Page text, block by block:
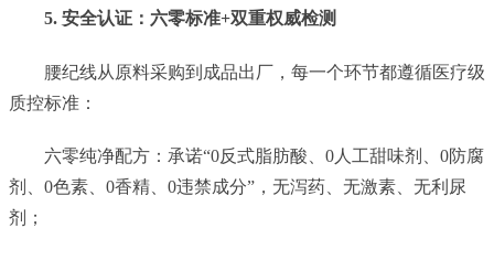
5. 安全认证：六零标准+双重权威检测
腰纪线从原料采购到成品出厂，每一个环节都遵循医疗级
质控标准：
六零纯净配方：承诺“0反式脂肪酸、0人工甜味剂、0防腐
剂、0色素、0香精、0违禁成分”，无泻药、无激素、无利尿
剂；